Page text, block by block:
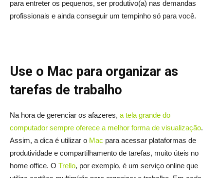
para entreter os pequenos, ser produtivo(a) nas demandas
profissionais e ainda conseguir um tempinho só para você.
Use o Mac para organizar as
tarefas de trabalho
Na hora de gerenciar os afazeres, a tela grande do
computador sempre oferece a melhor forma de visualização.
Assim, a dica é utilizar o Mac para acessar plataformas de
produtividade e compartilhamento de tarefas, muito úteis no
home office. O Trello, por exemplo, é um serviço online que